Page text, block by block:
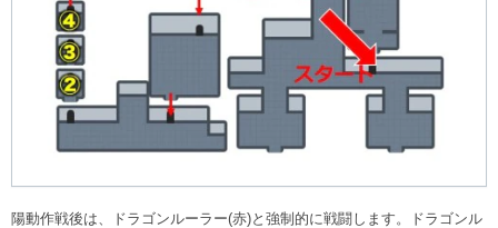
陽動作戦後は、ドラゴンルーラー(赤)と強制的に戦闘します。ドラゴンル